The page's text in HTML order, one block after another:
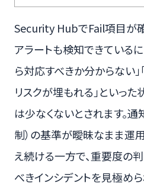
Security HubでFail項目が
アラートも検知できているに
ら対応すべきか分からない
リスクが埋もれる」といっ
は少なくないとされます。
制）の基準が曖昧なまま運
え続ける一方で、重要度の
べきインシデントを見極め